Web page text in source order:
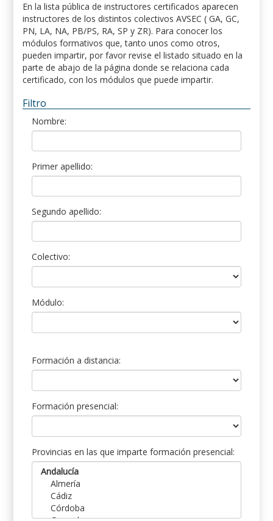
En la lista pública de instructores certificados aparecen
instructores de los distintos colectivos AVSEC ( GA, GC,
PN, LA, NA, PB/PS, RA, SP y ZR). Para conocer los
módulos formativos que, tanto unos como otros,
pueden impartir, por favor revise el listado situado en la
parte de abajo de la página donde se relaciona cada
certificado, con los módulos que puede impartir.
Filtro
Nombre:
Primer apellido:
Segundo apellido:
Colectivo:
Módulo:
Formación a distancia:
Formación presencial:
Provincias en las que imparte formación presencial: